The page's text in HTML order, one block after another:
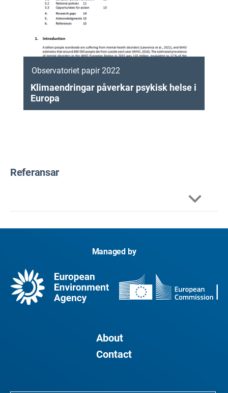
Observatoriet papir 2022
Klimaendringar påverkar psykisk helse i
Europa
Referansar
(sup1), s.S95-S98.
Albrecht, G. (2011) Kroniske miljøendringar:
Framveksande «psykoterratiske» syndromar. I
Klimaendringar og menneskeleg velvære (s. 43-
psykisk helse: eit kausalt veg-rammeverk.
Internasjonalt tidsskrift for folkehelse,
Managed by
About
Contact